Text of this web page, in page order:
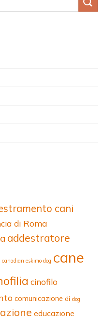
cani
di Roma
addestratore
canadian eskimo dog cane
cinofilo
comunicazione di dog
educazione